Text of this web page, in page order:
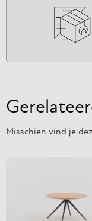
Misschien vind je